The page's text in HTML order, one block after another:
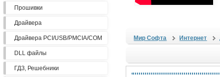
Прошивки
Драйвера
Драйвера PCI/USB/PMCIA/COM
DLL файлы
ГДЗ, Решебники
Мир Софта Интернет